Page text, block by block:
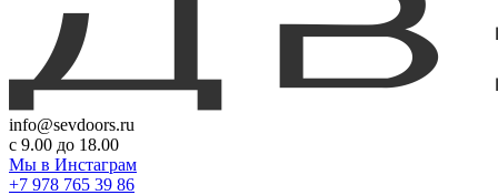
info@sevdoors.ru
c 9.00 до 18.00
Мы в Инстаграм
+7 978 765 39 86